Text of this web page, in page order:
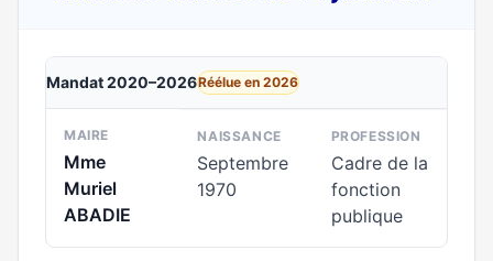
Mandat 2020–2026Réélue en 2026
MAIRE
Mme
Muriel
ABADIE
NAISSANCE
Septembre
1970
PROFESSION
Cadre de la
fonction
publique